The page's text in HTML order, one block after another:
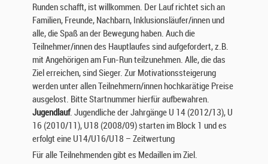
Runden schafft, ist willkommen. Der Lauf richtet sich an
Familien, Freunde, Nachbarn, Inklusionsläufer/innen und
alle, die Spaß an der Bewegung haben. Auch die
Teilnehmer/innen des Hauptlaufes sind aufgefordert, z.B.
mit Angehörigen am Fun-Run teilzunehmen. Alle, die das
Ziel erreichen, sind Sieger. Zur Motivationssteigerung
werden unter allen Teilnehmern/innen hochkarätige Preise
ausgelost. Bitte Startnummer hierfür aufbewahren.
Jugendlauf. Jugendliche der Jahrgänge U 14 (2012/13), U
16 (2010/11), U18 (2008/09) starten im Block 1 und es
erfolgt eine U14/U16/U18 – Zeitwertung
Für alle Teilnehmenden gibt es Medaillen im Ziel.